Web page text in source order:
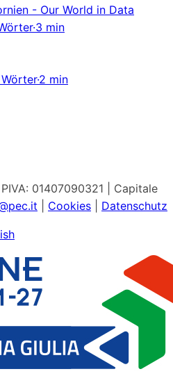
- Our World in Data
·3 min
·2 min
01407090321 | Capitale
Cookies Datenschutz